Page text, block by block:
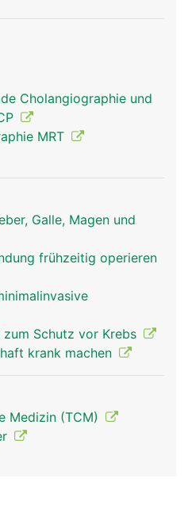
Cholangiographie und
MRT
Galle, Magen und
frühzeitig operieren
zum Schutz vor Krebs
krank machen
Medizin (TCM)